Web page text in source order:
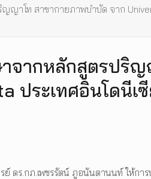
าโท สาขากายภาพบำบัด จาก
จากหลักสูตรปริ
ประเทศอินโดนีเ
ร.กภ.เพชรรัตน์ ภูอนันตานนท์ ให้กา